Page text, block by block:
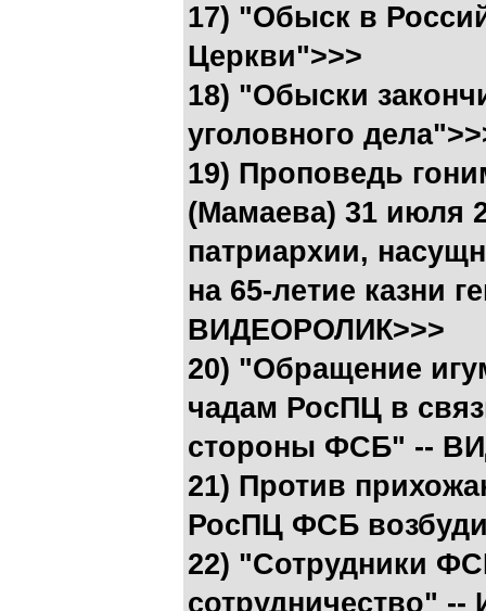
17) "Обыск в
Церкви">>>
18) "Обыски
уголовного
19) Проповедь
(Мамаева) 31 июля
патриархии,
на 65-летие казни
ВИДЕОРОЛИК>>>
20) "Обращение
чадам РосПЦ в
стороны ФСБ" --
21) Против
РосПЦ ФСБ
22) "Сотрудники
сотрудничество"